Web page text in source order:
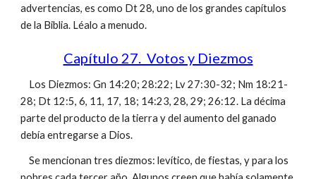
advertencias, es como Dt 28, uno de los grandes capítulos
de la Biblia. Léalo a menudo.
Capítulo 27. Votos y Diezmos
Los Diezmos: Gn 14:20; 28:22; Lv 27:30-32; Nm 18:21-
28; Dt 12:5, 6, 11, 17, 18; 14:23, 28, 29; 26:12. La décima
parte del producto de la tierra y del aumento del ganado
debía entregarse a Dios.
Se mencionan tres diezmos: levítico, de fiestas, y para los